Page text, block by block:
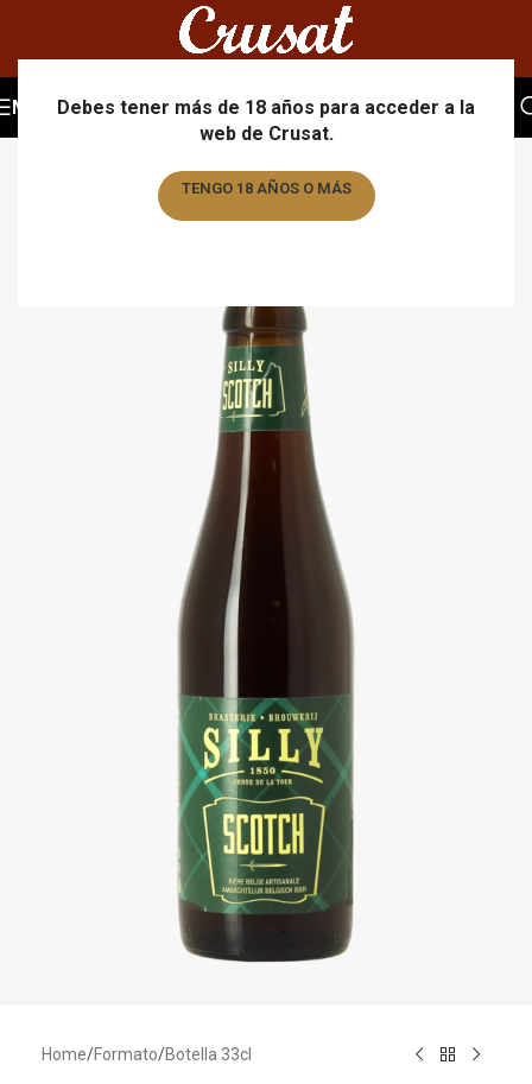
Debes tener más de 18 años para acceder a la
web de Crusat.
TENGO 18 AÑOS O MÁS
MENU
Home/Formato/Botella 33cl